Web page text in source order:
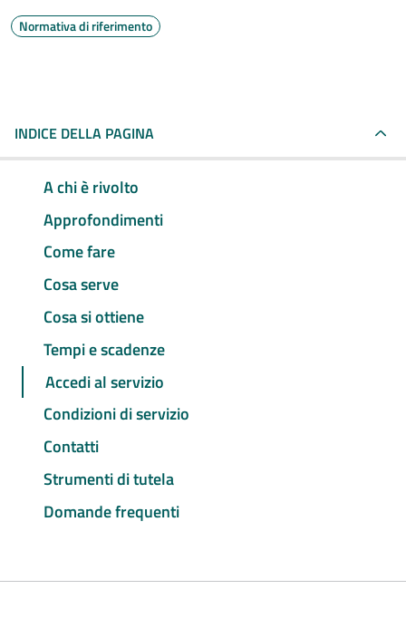
Normativa di riferimento
INDICE DELLA PAGINA
A chi è rivolto
Approfondimenti
Come fare
Cosa serve
Cosa si ottiene
Tempi e scadenze
Accedi al servizio
Condizioni di servizio
Contatti
Strumenti di tutela
Domande frequenti